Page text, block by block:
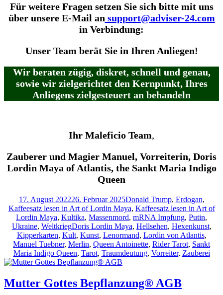
Für weitere Fragen setzen Sie sich bitte mit uns
über unsere E-Mail an support@adviser-24.com
in Verbindung:
Unser Team berät Sie in Ihren Anliegen!
Wir beraten zügig, diskret, schnell und genau,
sowie wir zielgerichtet den Kernpunkt, Ihres
Anliegens zielgesteuert an behandeln
Ihr Maleficio Team,
Zauberer und Magier Manuel, Vorreiterin, Doris
Lordin Maya of Atlantis, the Sankt Maria Indigo
Queen
Veröffentlicht
am
17. August 202226. Februar 2025Kategorien
Donald Trump, Erdogan,
Kaffeesatz lesen in Art of Lordin Maya, Kaffeesatz lesen in Art of
Lordin Maya, Kultika, Massenmord, mRNA Impfung, Putin,
Ukraine, WeltkriegSchlagwörter
Doris Lordin Maya, Hellsehen, Hexenkunst,
Kipperkarten, Kult, Kunst, Lenormand, Lordin von Atlantis,
Manuel Tuebner, Merlin, Queen Antoinette, Rider Tarot, Sankt
Maria Indigo Queen, Tarot, Traumdeutung, Vorreiter, Zauberei
Mutter Gottes Bepflanzung® AGB